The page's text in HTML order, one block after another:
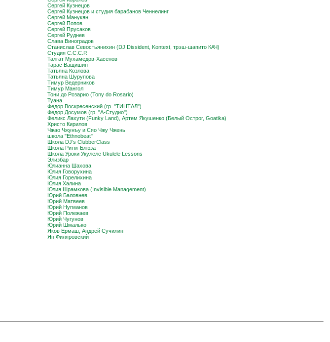
Сергей Кузнецов
Сергей Кузнецов и студия барабанов Ченнелинг
Сергей Манукян
Сергей Попов
Сергей Прусаков
Сергей Руднев
Слава Виноградов
Станислав Севостьянихин (DJ Dissident, Kontext, трэш-шапито КАЧ)
Студия С.С.С.Р.
Талгат Мухамедов-Хасенов
Тарас Ващишин
Татьяна Козлова
Татьяна Шурупова
Тимур Ведерников
Тимур Мангол
Тони до Розарио (Tony do Rosario)
Туана
Федор Воскресенский (гр. "ТИНТАЛ")
Федор Досумов (гр. "А-Студио")
Феликс Лахути (Funky Land), Артем Якушенко (Белый Острог, Goatika)
Христо Кирилов
Чжао Чжунъу и Сяо Чжу Чжень
школа "Ethnobeat"
Школа DJ’s ClubberClass
Школа Ритм-Блюза
Школа Уроки Укулеле Ukulele Lessons
Элизбар
Юлианна Шахова
Юлия Говорухина
Юлия Горелихина
Юлия Халина
Юлия Шрамкова (Invisible Management)
Юрий Баловнев
Юрий Матвеев
Юрий Нугманов
Юрий Полежаев
Юрий Чугунов
Юрий Шмалько
Яков Ермаш, Андрей Сучилин
Ян Филяровский